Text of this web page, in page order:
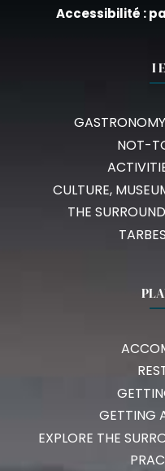
Accessibilité :
I
NOT-
CULTURE,
THE
GETTING
EXPLORE THE